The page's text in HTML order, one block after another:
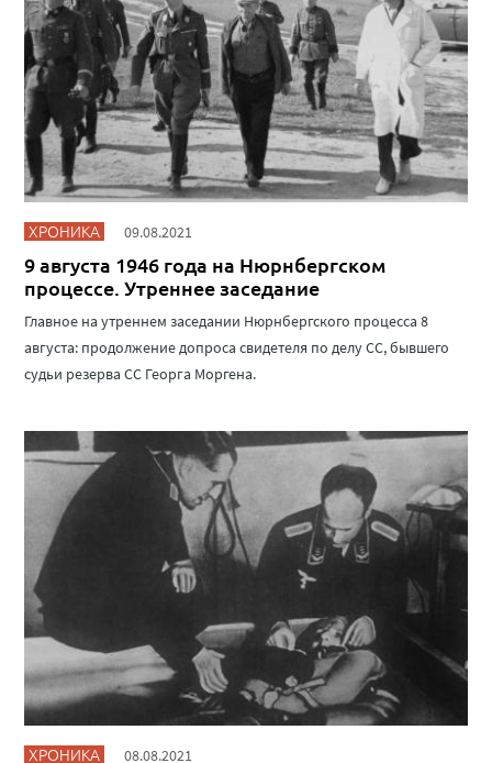
ХРОНИКА 09.08.2021
9 августа 1946 года на Нюрнбергском
процессе. Утреннее заседание
Главное на утреннем заседании Нюрнбергского процесса 8
августа: продолжение допроса свидетеля по делу СС, бывшего
судьи резерва СС Георга Моргена.
ХРОНИКА 08.08.2021